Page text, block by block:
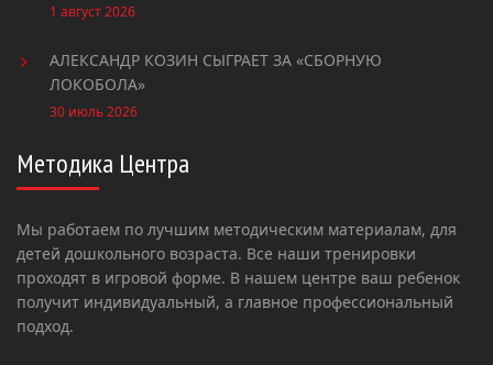
1 август 2026
АЛЕКСАНДР КОЗИН СЫГРАЕТ ЗА «СБОРНУЮ
ЛОКОБОЛА»
30 июль 2026
Методика Центра
Мы работаем по лучшим методическим материалам, для
детей дошкольного возраста. Все наши тренировки
проходят в игровой форме. В нашем центре ваш ребенок
получит индивидуальный, а главное профессиональный
подход.